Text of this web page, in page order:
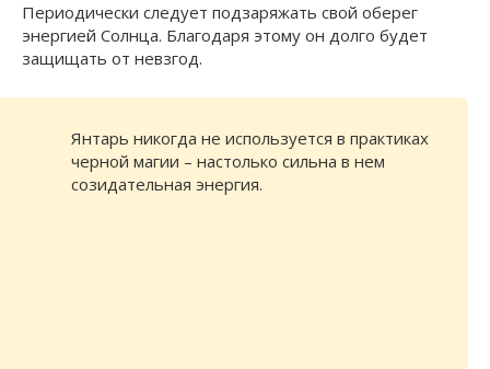
Периодически следует подзаряжать свой оберег
энергией Солнца. Благодаря этому он долго будет
защищать от невзгод.
Янтарь никогда не используется в практиках
черной магии – настолько сильна в нем
созидательная энергия.